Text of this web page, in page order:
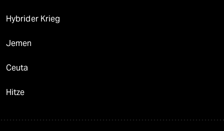
Hybrider Krieg
Jemen
Ceuta
Hitze